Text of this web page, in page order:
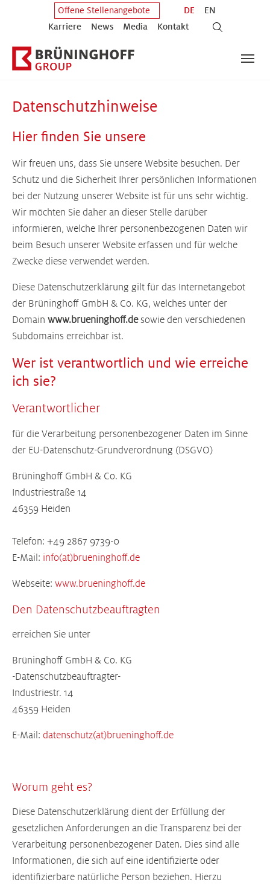
Zum Hauptinhalt springen
Zum Fuß der Seite springen
Offene Stellenangebote
Karriere
News Media Kontakt
DE EN
Datenschutzhinweise
Hier finden Sie unsere
Wir freuen uns, dass Sie unsere Website besuchen. Der
Schutz und die Sicherheit Ihrer persönlichen Informationen
bei der Nutzung unserer Website ist für uns sehr wichtig.
Wir möchten Sie daher an dieser Stelle darüber
informieren, welche Ihrer personenbezogenen Daten wir
beim Besuch unserer Website erfassen und für welche
Zwecke diese verwendet werden.
Diese Datenschutzerklärung gilt für das Internetangebot
der Brüninghoff GmbH & Co. KG, welches unter der
Domain www.brueninghoff.desowie den verschiedenen
Subdomains erreichbar ist.
Wer ist verantwortlich und wie erreiche
ich sie?
Verantwortlicher
für die Verarbeitung personenbezogener Daten im Sinne
der EU-Datenschutz-Grundverordnung (DSGVO)
Brüninghoff GmbH & Co. KG
Industriestraße 14
46359 Heiden
Telefon: +49 2867 9739-0
E-Mail: info(at)brueninghoff.de
Webseite: www.brueninghoff.de
Den Datenschutzbeauftragten
erreichen Sie unter
Brüninghoff GmbH & Co. KG
-Datenschutzbeauftragter-
Industriestr. 14
46359 Heiden
E-Mail: datenschutz(at)brueninghoff.de
Worum geht es?
Diese Datenschutzerklärung dient der Erfüllung der
gesetzlichen Anforderungen an die Transparenz bei der
Verarbeitung personenbezogener Daten. Dies sind alle
Informationen, die sich auf eine identifizierte oder
identifizierbare natürliche Person beziehen. Hierzu